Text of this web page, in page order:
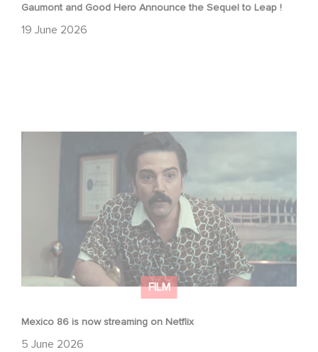
Gaumont and Good Hero Announce the Sequel to Leap !
19 June 2026
FILM
Mexico 86 is now streaming on Netflix
5 June 2026
Mexico 86 is now streaming on Netflix